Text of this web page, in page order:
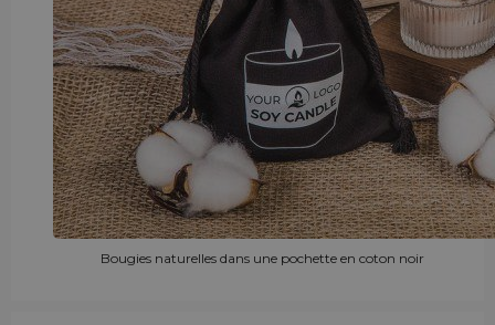
Bougies naturelles dans une pochette en coton noir